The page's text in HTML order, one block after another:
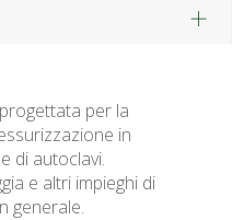
per la
in
di autoclavi.
e altri impieghi di
generale.